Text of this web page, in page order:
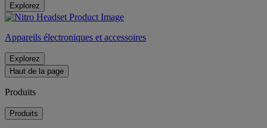
Explorez
Appareils électroniques et accessoires
Explorez
Haut de la page
Produits
Produits